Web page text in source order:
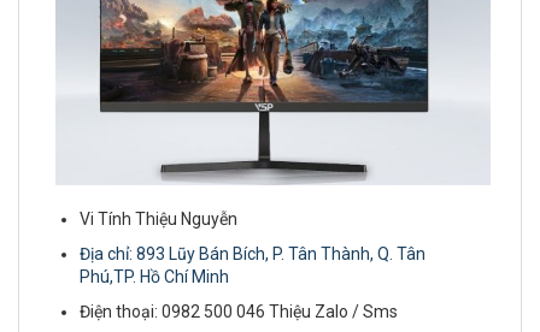
Vi Tính Thiệu Nguyễn
Địa chỉ: 893 Lũy Bán Bích, P. Tân Thành, Q. Tân
Phú,TP. Hồ Chí Minh
Điện thoại: 0982 500 046 Thiệu Zalo / Sms